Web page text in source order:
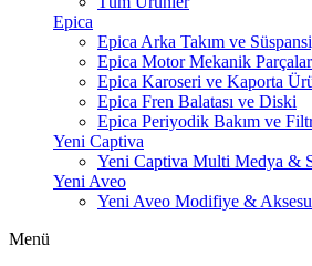
Epica
Epica Arka Takım ve
Epica Motor Mekanik
Epica Karoseri ve Kaporta
Epica Fren Balatası ve Diski
Epica Periyodik Bakım ve
Yeni Captiva
Yeni Captiva Multi Medya &
Yeni Aveo
Yeni Aveo Modifiye &
Menü